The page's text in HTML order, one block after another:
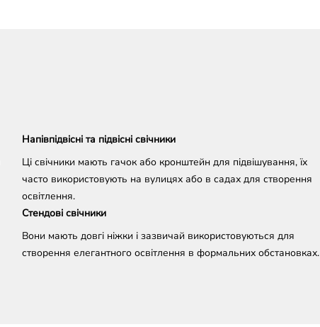
Напівпідвісні та підвісні свічники
Ці свічники мають гачок або кронштейн для підвішування, їх
часто використовують на вулицях або в садах для створення
освітлення.
Стендові свічники
Вони мають довгі ніжки і зазвичай використовуються для
створення елегантного освітлення в формальних обстановках.